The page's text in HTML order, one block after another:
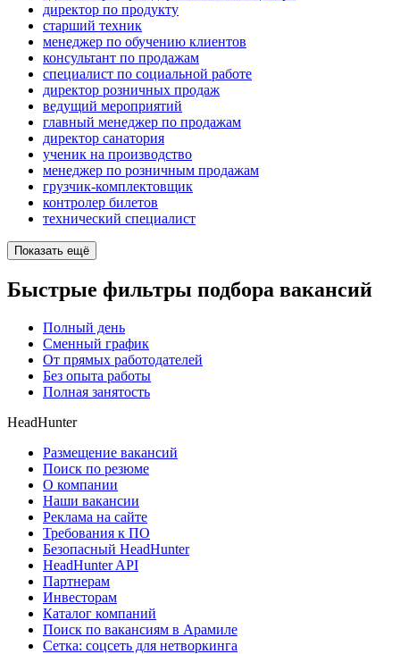
директор по продукту
старший техник
менеджер по обучению клиентов
консультант по продажам
специалист по социальной работе
директор розничных продаж
ведущий мероприятий
главный менеджер по продажам
директор санатория
ученик на производство
менеджер по розничным продажам
грузчик-комплектовщик
контролер билетов
технический специалист
Показать ещё
Быстрые фильтры подбора вакансий
Полный день
Сменный график
От прямых работодателей
Без опыта работы
Полная занятость
HeadHunter
Размещение вакансий
Поиск по резюме
О компании
Наши вакансии
Реклама на сайте
Требования к ПО
Безопасный HeadHunter
HeadHunter API
Партнерам
Инвесторам
Каталог компаний
Поиск по вакансиям в Арамиле
Сетка: соцсеть для нетворкинга